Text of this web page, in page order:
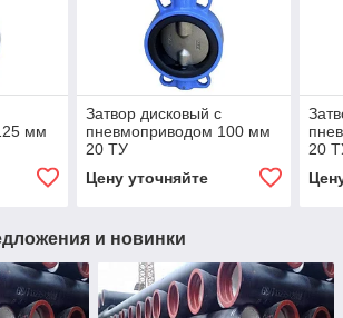
мм
Затвор дисковый с
пневмоприводом 100 мм
20 ТУ
Цену уточняйте
20
и новинки